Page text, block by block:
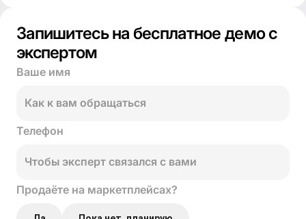
Запишитесь на бесплатное демо с
экспертом
Ваше имя
Телефон
Продаёте на маркетплейсах?